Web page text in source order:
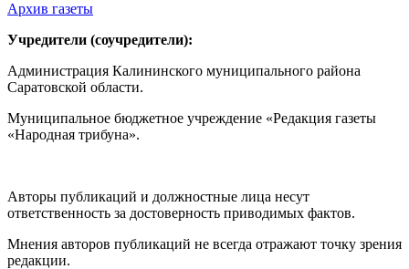
Архив газеты
Учредители (соучредители):
Администрация Калининского муниципального района
Саратовской области.
Муниципальное бюджетное учреждение «Редакция газеты
«Народная трибуна».
Авторы публикаций и должностные лица несут
ответственность за достоверность приводимых фактов.
Мнения авторов публикаций не всегда отражают точку зрения
редакции.